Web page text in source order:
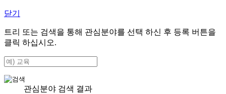
닫기
트리 또는 검색을 통해 관심분야를 선택 하신 후 등록 버튼을
클릭 하십시오.
관심분야 검색 결과